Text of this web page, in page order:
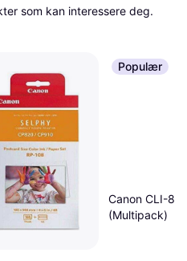
Populær
Canon CLI-8
(Multipack)